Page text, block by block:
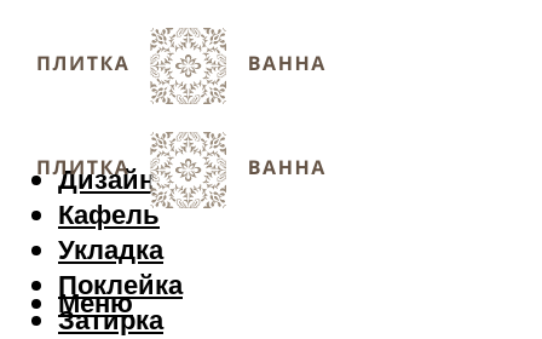
Дизайн
Кафель
Укладка
Поклейка
Затирка
Меню